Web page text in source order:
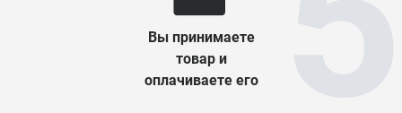
Вы принимаете
товар и
оплачиваете его